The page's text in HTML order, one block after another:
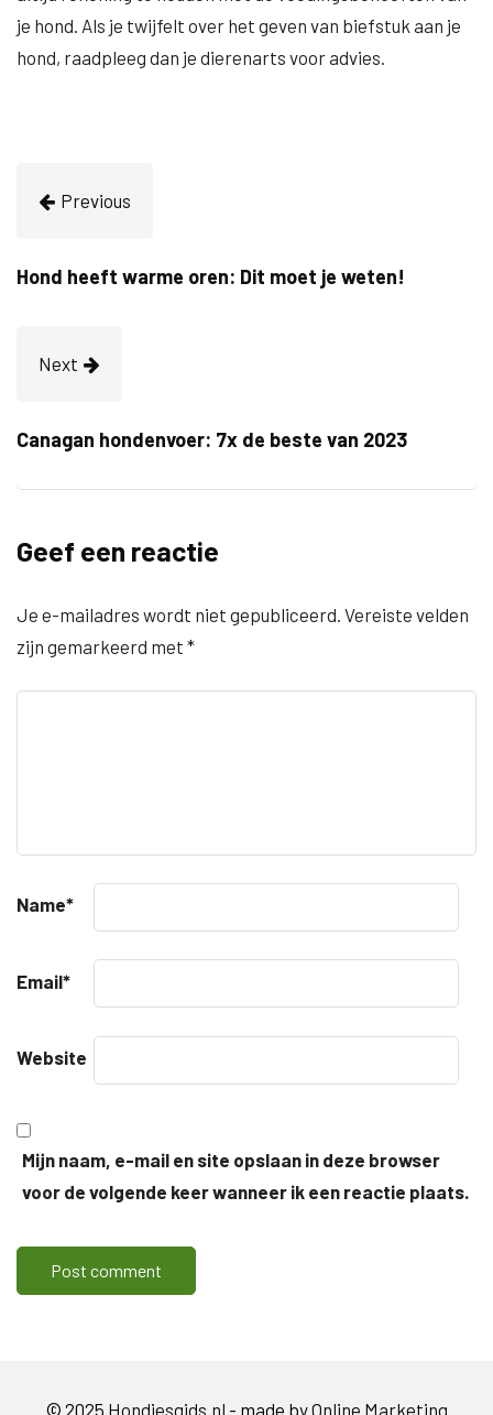
je hond. Als je twijfelt over het geven van biefstuk aan je
hond, raadpleeg dan je dierenarts voor advies.
Previous
Hond heeft warme oren: Dit moet je weten!
Next
Canagan hondenvoer: 7x de beste van 2023
Geef een reactie
Je e-mailadres wordt niet gepubliceerd. Vereiste velden
zijn gemarkeerd met *
Name*
Email*
Website
Mijn naam, e-mail en site opslaan in deze browser
voor de volgende keer wanneer ik een reactie plaats.
© 2025 Hondjesgids.nl - made byOnline Marketing